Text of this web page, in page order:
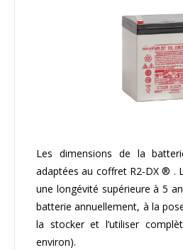
Les dimensions de la
adaptées au coffret R2-DX ® .
une longévité supérieure à 5
batterie annuellement, à la
la stocker et l’utiliser
environ).